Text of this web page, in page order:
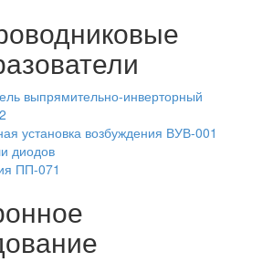
выпрямительно-инверторный
установка возбуждения ВУВ-001
диодов
ПП-071